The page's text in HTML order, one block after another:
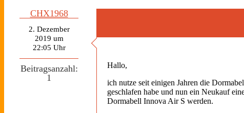
CHX1968
2. Dezember
2019 um
22:05 Uhr
Beitragsanzahl:
1
Hallo,
ich nutze seit einigen Jahren die
geschlafen habe und nun ein Neukauf
Dormabell Innova Air S werden.